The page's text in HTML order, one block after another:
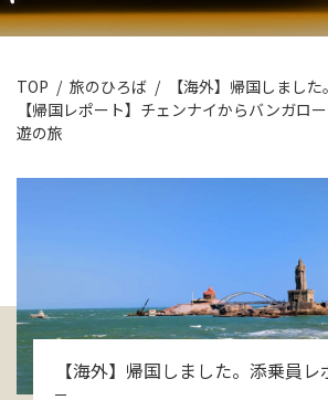
ツアー催行状況
旅のひろば
イベント
新着情報
お問い合わ
資料請求
TOP 旅のひろば
【海外】帰国しまし
【帰国レポート】チェンナイからバンガ
遊の旅
【海外】帰国しました。添乗員レ